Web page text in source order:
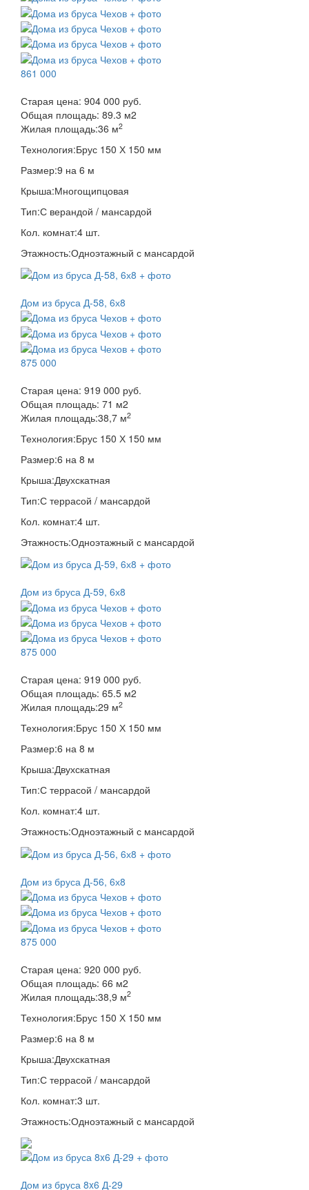
861 000
Старая цена: 904 000 руб.
Общая площадь: 89.3 м2
Жилая площадь:36 м2
Технология:Брус 150 Х 150 мм
Размер:9 на 6 м
Крыша:Многощипцовая
Тип:С верандой / мансардой
Кол. комнат:4 шт.
Этажность:Одноэтажный с мансардой
Дом из бруса Д-58, 6х8
875 000
Старая цена: 919 000 руб.
Общая площадь: 71 м2
Жилая площадь:38,7 м2
Технология:Брус 150 Х 150 мм
Размер:6 на 8 м
Крыша:Двухскатная
Тип:С террасой / мансардой
Кол. комнат:4 шт.
Этажность:Одноэтажный с мансардой
Дом из бруса Д-59, 6х8
875 000
Старая цена: 919 000 руб.
Общая площадь: 65.5 м2
Жилая площадь:29 м2
Технология:Брус 150 Х 150 мм
Размер:6 на 8 м
Крыша:Двухскатная
Тип:С террасой / мансардой
Кол. комнат:4 шт.
Этажность:Одноэтажный с мансардой
Дом из бруса Д-56, 6х8
875 000
Старая цена: 920 000 руб.
Общая площадь: 66 м2
Жилая площадь:38,9 м2
Технология:Брус 150 Х 150 мм
Размер:6 на 8 м
Крыша:Двухскатная
Тип:С террасой / мансардой
Кол. комнат:3 шт.
Этажность:Одноэтажный с мансардой
Дом из бруса 8x6 Д-29